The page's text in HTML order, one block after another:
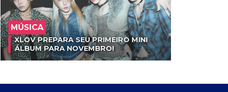
MÚSICA
XLOV PREPARA SEU PRIMEIRO MINI
ÁLBUM PARA NOVEMBRO!